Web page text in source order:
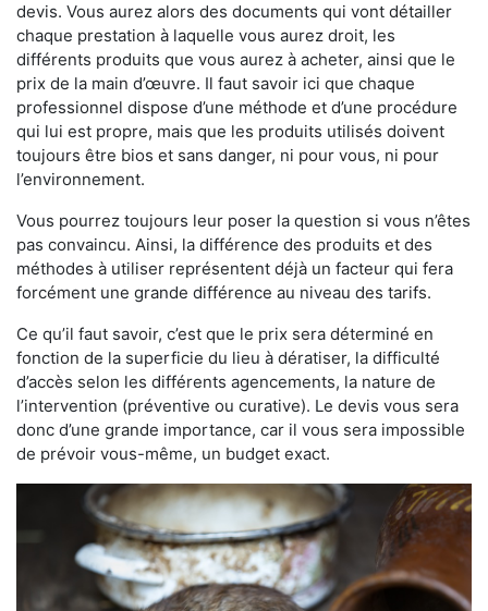
devis. Vous aurez alors des documents qui vont détailler
chaque prestation à laquelle vous aurez droit, les
différents produits que vous aurez à acheter, ainsi que le
prix de la main d’œuvre. Il faut savoir ici que chaque
professionnel dispose d’une méthode et d’une procédure
qui lui est propre, mais que les produits utilisés doivent
toujours être bios et sans danger, ni pour vous, ni pour
l’environnement.
Vous pourrez toujours leur poser la question si vous n’êtes
pas convaincu. Ainsi, la différence des produits et des
méthodes à utiliser représentent déjà un facteur qui fera
forcément une grande différence au niveau des tarifs.
Ce qu’il faut savoir, c’est que le prix sera déterminé en
fonction de la superficie du lieu à dératiser, la difficulté
d’accès selon les différents agencements, la nature de
l’intervention (préventive ou curative). Le devis vous sera
donc d’une grande importance, car il vous sera impossible
de prévoir vous-même, un budget exact.